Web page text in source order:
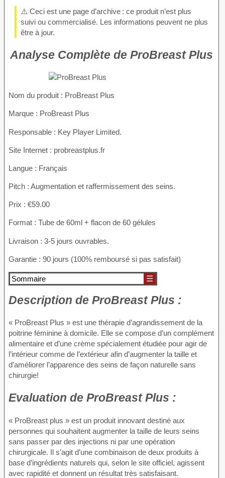
⚠️ Ceci est une page d’archive : ce produit n’est plus
suivi ou commercialisé. Les informations peuvent ne plus
être à jour.
Analyse Complète de ProBreast Plus
Nom du produit : ProBreast Plus
Marque : ProBreast Plus
Responsable : Key Player Limited.
Site Internet : probreastplus.fr
Langue : Français
Pitch : Augmentation et raffermissement des seins.
Prix : €59.00
Format : Tube de 60ml + flacon de 60 gélules
Livraison : 3-5 jours ouvrables.
Garantie : 90 jours (100% remboursé si pas satisfait)
Sommaire ☰
Description de ProBreast Plus :
« ProBreast Plus » est une thérapie d’agrandissement de la
poitrine féminine à domicile. Elle se compose d’un complément
alimentaire et d’une crème spécialement étudiée pour agir de
l’intérieur comme de l’extérieur afin d’augmenter la taille et
d’améliorer l’apparence des seins de façon naturelle sans
chirurgie!
Evaluation de ProBreast Plus :
« ProBreast plus » est un produit innovant destiné aux
personnes qui souhaitent augmenter la taille de leurs seins
sans passer par des injections ni par une opération
chirurgicale. Il s’agit d’une combinaison de deux produits à
base d’ingrédients naturels qui, selon le site officiel, agissent
avec rapidité et donnent un résultat très satisfaisant.